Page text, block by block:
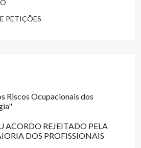
PETIÇÕES
Riscos Ocupacionais dos
ACORDO REJEITADO PELA
DOS PROFISSIONAIS